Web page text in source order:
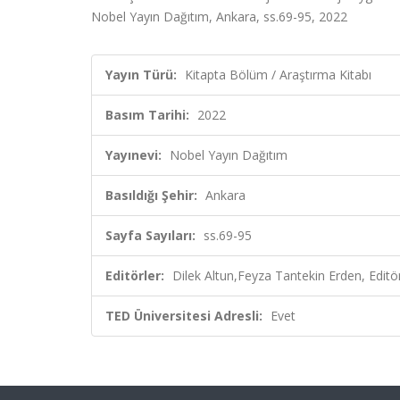
Nobel Yayın Dağıtım, Ankara, ss.69-95, 2022
Yayın Türü: Kitapta Bölüm / Araştırma Kitabı
Basım Tarihi: 2022
Yayınevi: Nobel Yayın Dağıtım
Basıldığı Şehir: Ankara
Sayfa Sayıları: ss.69-95
Editörler: Dilek Altun,Feyza Tantekin Erden,
TED Üniversitesi Adresli: Evet